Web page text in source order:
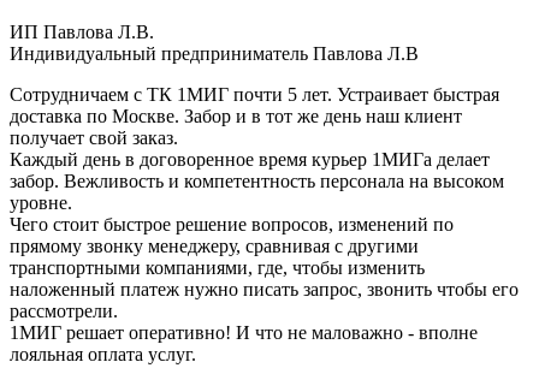
ИП Павлова Л.В.
Индивидуальный предприниматель Павлова Л.В
Сотрудничаем с ТК 1МИГ почти 5 лет. Устраивает быстрая
доставка по Москве. Забор и в тот же день наш клиент
получает свой заказ.
Каждый день в договоренное время курьер 1МИГа делает
забор. Вежливость и компетентность персонала на высоком
уровне.
Чего стоит быстрое решение вопросов, изменений по
прямому звонку менеджеру, сравнивая с другими
транспортными компаниями, где, чтобы изменить
наложенный платеж нужно писать запрос, звонить чтобы его
рассмотрели.
1МИГ решает оперативно! И что не маловажно - вполне
лояльная оплата услуг.